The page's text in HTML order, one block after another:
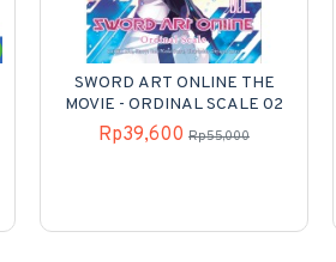
SWORD ART ONLINE THE
MOVIE - ORDINAL SCALE 02
Rp39,600 Rp55,000